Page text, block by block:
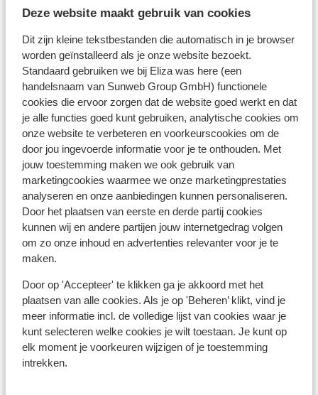
Deze website maakt gebruik van cookies
Dit zijn kleine tekstbestanden die automatisch in je browser
worden geïnstalleerd als je onze website bezoekt.
Standaard gebruiken we bij Eliza was here (een
handelsnaam van Sunweb Group GmbH) functionele
cookies die ervoor zorgen dat de website goed werkt en dat
je alle functies goed kunt gebruiken, analytische cookies om
onze website te verbeteren en voorkeurscookies om de
door jou ingevoerde informatie voor je te onthouden. Met
jouw toestemming maken we ook gebruik van
marketingcookies waarmee we onze marketingprestaties
analyseren en onze aanbiedingen kunnen personaliseren.
Door het plaatsen van eerste en derde partij cookies
kunnen wij en andere partijen jouw internetgedrag volgen
om zo onze inhoud en advertenties relevanter voor je te
maken.
Door op 'Accepteer' te klikken ga je akkoord met het
plaatsen van alle cookies. Als je op 'Beheren’ klikt, vind je
meer informatie incl. de volledige lijst van cookies waar je
kunt selecteren welke cookies je wilt toestaan. Je kunt op
elk moment je voorkeuren wijzigen of je toestemming
intrekken.
Mallorca
Tenerife